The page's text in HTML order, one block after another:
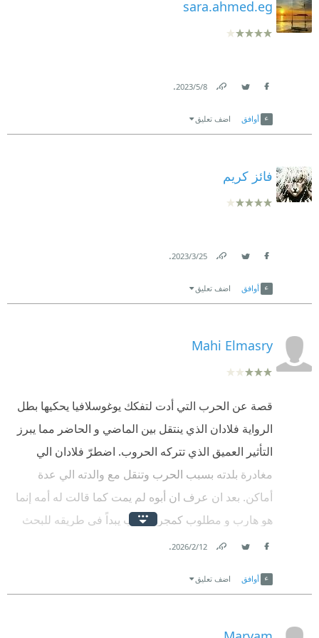
sara.ahmed.eg
8‏/5‏/2023
.
أوافق اضف تعليق
فائز كريم
25‏/3‏/2023
.
أوافق اضف تعليق
Mahi Elmasry
قصة عن الحرب التي أدت لتفكك يوغوسلافيا يحكيها بطل
الرواية فلادان الذي ينتقل بين الماضي و الحاضر مما يبرز
التأثير العميق الذي تتركه الحروب. اضطرّ فلادان الي
مغادرة بلدته بسبب الحرب وتنقل مع والدته الي عدة
أماكن. بعد ان عرف ان أبوه لم يمت كما قالت له أمه إنما
هو هارب و مطلوب كمجرم حرب يبداً في طريقه للبحث
عن والده و هي رحلة صعبة نفسيا و عمليا. يغوص الكاتب
سفرهم من مكان لآخر و الغربة التي ظلت في أعماقه و
الحرب على البشر أثناء و بعد الاضطرابات و كيف ان
12‏/2‏/2026
.
أوافق اضف تعليق